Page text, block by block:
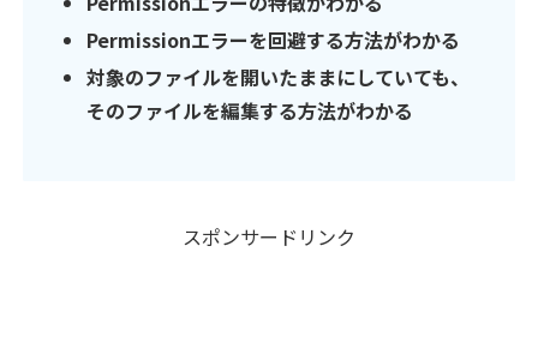
Permissionエラーを回避する方法がわかる
対象のファイルを開いたままにしていても、
そのファイルを編集する方法がわかる
スポンサードリンク